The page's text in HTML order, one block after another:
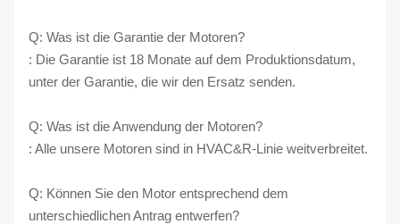
Q: Was ist die Garantie der Motoren?
: Die Garantie ist 18 Monate auf dem Produktionsdatum,
unter der Garantie, die wir den Ersatz senden.
Q: Was ist die Anwendung der Motoren?
: Alle unsere Motoren sind in HVAC&R-Linie weitverbreitet.
Q: Können Sie den Motor entsprechend dem
unterschiedlichen Antrag entwerfen?